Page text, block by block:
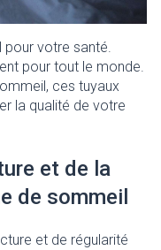
pour votre santé.
pour tout le monde.
ces tuyaux
la qualité de votre
et de la
de sommeil
et de régularité